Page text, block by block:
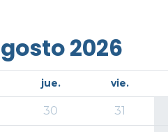
2026
jue. vie.
30 31